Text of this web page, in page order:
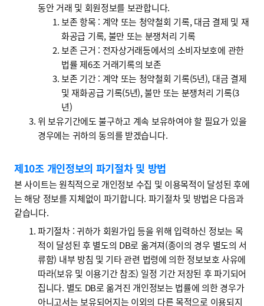
동안 거래 및 회원정보를 보관합니다.
보존 항목 : 계약 또는 청약철회 기록, 대금 결제 및 재
화공급 기록, 불만 또는 분쟁처리 기록
보존 근거 : 전자상거래등에서의 소비자보호에 관한
법률 제6조 거래기록의 보존
보존 기간 : 계약 또는 청약철회 기록(5년), 대금 결제
및 재화공급 기록(5년), 불만 또는 분쟁처리 기록(3
년)
위 보유기간에도 불구하고 계속 보유하여야 할 필요가 있을
경우에는 귀하의 동의를 받겠습니다.
제10조 개인정보의 파기절차 및 방법
본 사이트는 원칙적으로 개인정보 수집 및 이용목적이 달성된 후에
는 해당 정보를 지체없이 파기합니다. 파기절차 및 방법은 다음과
같습니다.
파기절차 : 귀하가 회원가입 등을 위해 입력하신 정보는 목
적이 달성된 후 별도의 DB로 옮겨져(종이의 경우 별도의 서
류함) 내부 방침 및 기타 관련 법령에 의한 정보보호 사유에
따라(보유 및 이용기간 참조) 일정 기간 저장된 후 파기되어
집니다. 별도 DB로 옮겨진 개인정보는 법률에 의한 경우가
아니고서는 보유되어지는 이외의 다른 목적으로 이용되지